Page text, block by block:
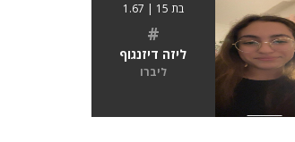
בת 15 | 1.67
#
ליזה דיזנגוף
ליברו